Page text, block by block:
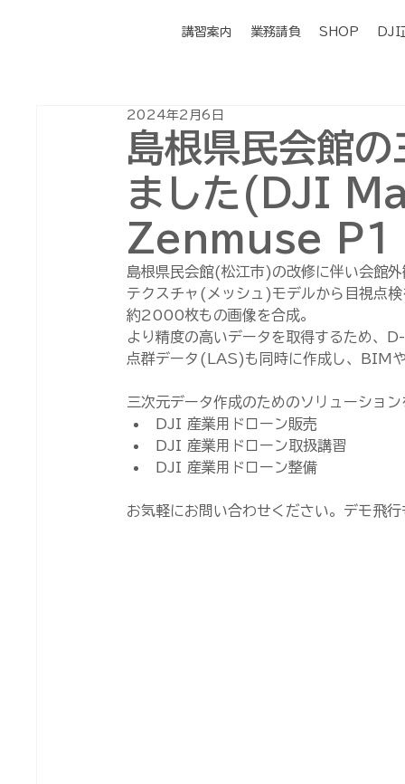
講習案内 業務請負 SHOP DJI
島根県民会館
ました(DJI
Zenmuse
2024年2月6日
島根県民会館(松江市)の改修に伴い会館
テクスチャ(メッシュ)モデルから目視点
約2000枚もの画像を合成。
より精度の高いデータを取得するため、
点群データ(LAS)も同時に作成し、BIM
三次元データ作成のためのソリューション
DJI 産業用ドローン販売
DJI 産業用ドローン取扱講習
DJI 産業用ドローン整備
お気軽にお問い合わせください。デモ飛行